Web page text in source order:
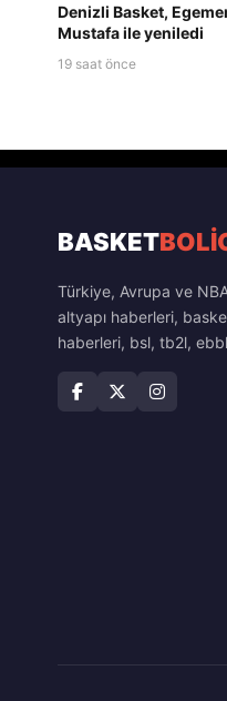
Denizli Basket,
Mustafa ile yeniledi
19 saat önce
BASKET
Türkiye, Avrupa ve
altyapı haberleri,
haberleri, bsl, tb2l, ebbl